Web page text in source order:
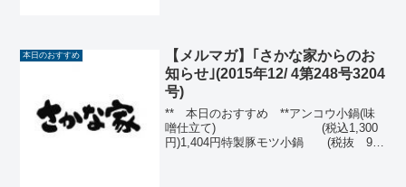
本日のおすすめ
【メルマガ】｢さかな家からのお
知らせ｣(2015年12/ 4第248号3204
号)
** 本日のおすすめ **アンコウ小鍋(味
噌仕立て) (税込1,300
円)1,404円特製豚モツ小鍋 (税抜 980